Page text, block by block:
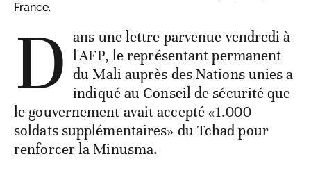
France.
D ans une lettre parvenue vendredi à
l'AFP, le représentant permanent
du Mali auprès des Nations unies a
indiqué au Conseil de sécurité que
le gouvernement avait accepté «1.000
soldats supplémentaires» du Tchad pour
renforcer la Minusma.